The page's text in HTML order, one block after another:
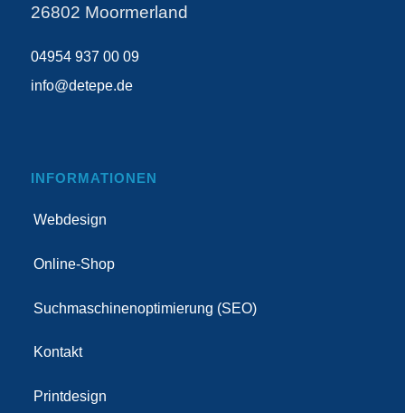
26802 Moormerland
04954 937 00 09
info@detepe.de
INFORMATIONEN
Webdesign
Online-Shop
Suchmaschinenoptimierung (SEO)
Kontakt
Printdesign